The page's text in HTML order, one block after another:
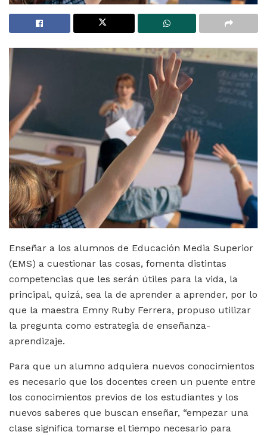
Enseñar a los alumnos de Educación Media Superior
(EMS) a cuestionar las cosas, fomenta distintas
competencias que les serán útiles para la vida, la
principal, quizá, sea la de aprender a aprender, por lo
que la maestra Emny Ruby Ferrera, propuso utilizar
la pregunta como estrategia de enseñanza-
aprendizaje.
Para que un alumno adquiera nuevos conocimientos
es necesario que los docentes creen un puente entre
los conocimientos previos de los estudiantes y los
nuevos saberes que buscan enseñar, “empezar una
clase significa tomarse el tiempo necesario para